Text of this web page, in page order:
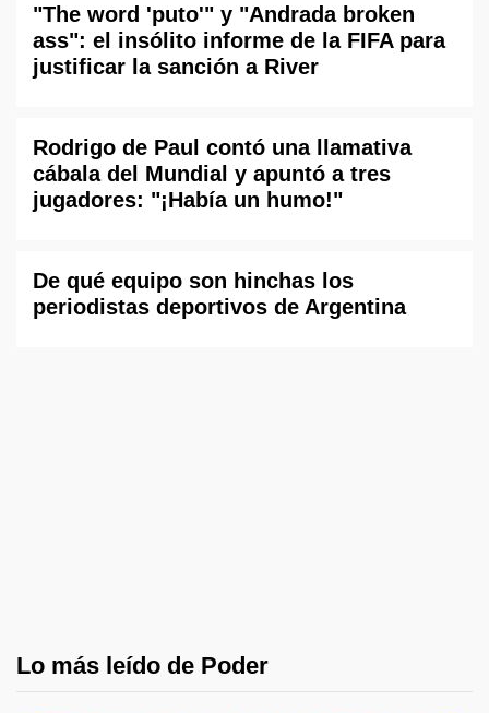
"The word 'puto'" y "Andrada broken
ass": el insólito informe de la FIFA para
justificar la sanción a River
Rodrigo de Paul contó una llamativa
cábala del Mundial y apuntó a tres
jugadores: "¡Había un humo!"
De qué equipo son hinchas los
periodistas deportivos de Argentina
Lo más leído de Poder